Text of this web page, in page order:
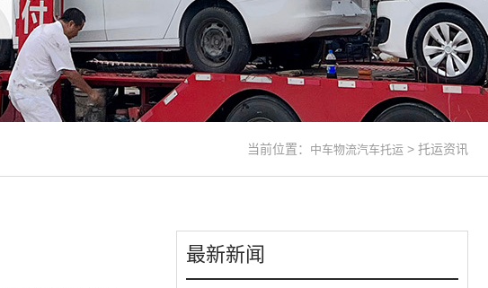
当前位置： 中车物流汽车托运 > 托运资讯
最新新闻